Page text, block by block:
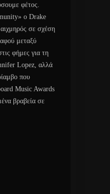
φέτος.
ο Drake
αιχμηρός σε σχέση
μεταξύ
φήμες για τη
Lopez, αλλά
που
Music Awards
βραβεία σε